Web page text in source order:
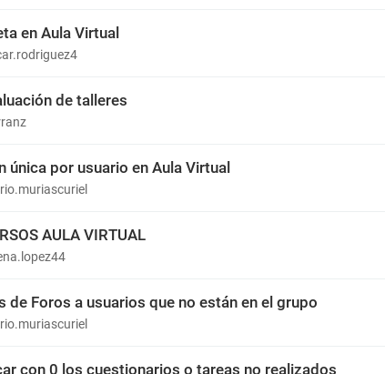
en Aula Virtual
de talleres
única por usuario en Aula Virtual
AULA VIRTUAL
de Foros a usuarios que no están en el grupo
con 0 los cuestionarios o tareas no realizados